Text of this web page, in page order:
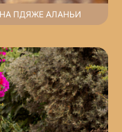
ПДЯЖЕ АЛАНЬИ